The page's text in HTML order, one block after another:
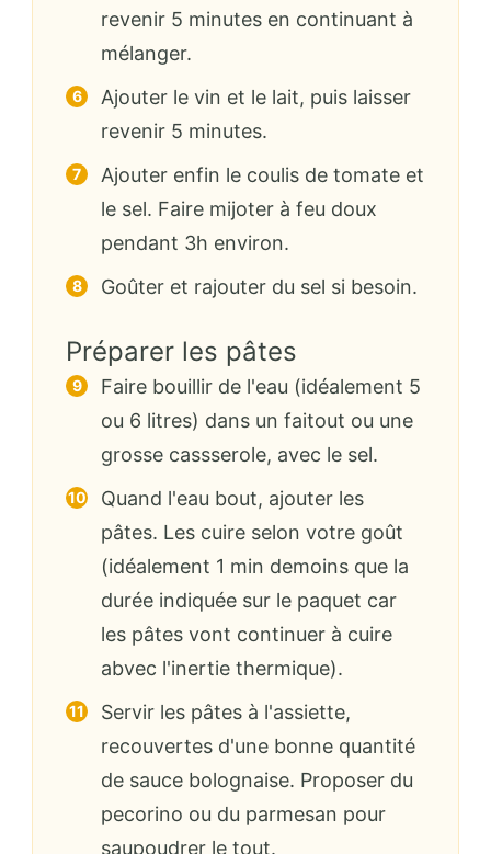
revenir 5 minutes en continuant à
mélanger.
Ajouter le vin et le lait, puis laisser
revenir 5 minutes.
Ajouter enfin le coulis de tomate et
le sel. Faire mijoter à feu doux
pendant 3h environ.
Goûter et rajouter du sel si besoin.
Préparer les pâtes
Faire bouillir de l'eau (idéalement 5
ou 6 litres) dans un faitout ou une
grosse cassserole, avec le sel.
Quand l'eau bout, ajouter les
pâtes. Les cuire selon votre goût
(idéalement 1 min demoins que la
durée indiquée sur le paquet car
les pâtes vont continuer à cuire
abvec l'inertie thermique).
Servir les pâtes à l'assiette,
recouvertes d'une bonne quantité
de sauce bolognaise. Proposer du
pecorino ou du parmesan pour
saupoudrer le tout.